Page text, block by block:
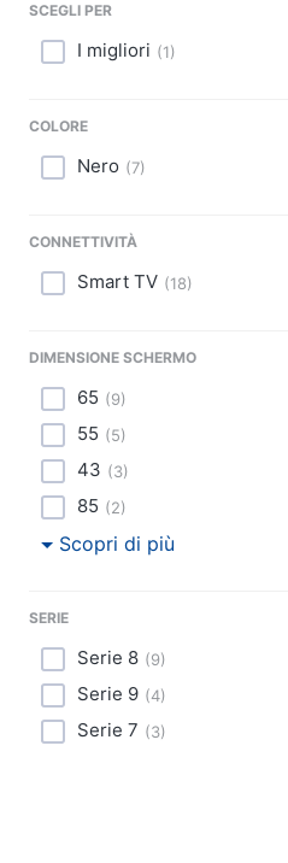
Libri, cd e dvd
SCEGLI PER
I migliori (1)
COLORE
Nero (7)
CONNETTIVITÀ
Smart TV (18)
DIMENSIONE SCHERMO
65 (9)
55 (5)
43 (3)
85 (2)
Scopri di più
SERIE
Serie 8 (9)
Serie 9 (4)
Serie 7 (3)